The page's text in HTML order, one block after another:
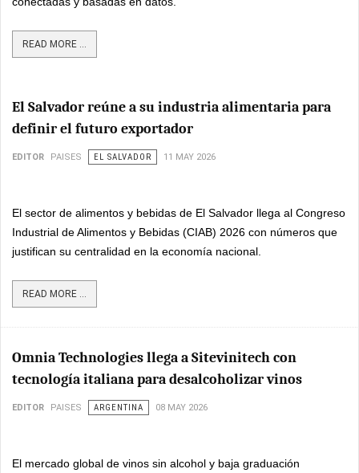
READ MORE ...
El Salvador reúne a su industria alimentaria para
definir el futuro exportador
EDITOR PAISES EL SALVADOR 11 MAY 2026
El sector de alimentos y bebidas de El Salvador llega al Congreso
Industrial de Alimentos y Bebidas (CIAB) 2026 con números que
justifican su centralidad en la economía nacional.
READ MORE ...
Omnia Technologies llega a Sitevinitech con
tecnología italiana para desalcoholizar vinos
EDITOR PAISES ARGENTINA 08 MAY 2026
El mercado global de vinos sin alcohol y baja graduación